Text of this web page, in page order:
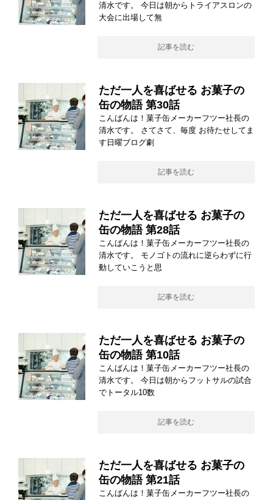
清水です。 今日は朝からトライアスロンの
大会に出場して無
記事を読む
ただ一人を喜ばせる お菓子の
缶の物語 第30話
こんばんは！菓子缶メーカーフツー社長の
清水です。 さてさて、毎度 お待たせしてま
す日曜ブログ劇
記事を読む
ただ一人を喜ばせる お菓子の
缶の物語 第28話
こんばんは！菓子缶メーカーフツー社長の
清水です。 モノゴトの流れに逆らわずに行
動していこうと思
記事を読む
ただ一人を喜ばせる お菓子の
缶の物語 第10話
こんばんは！菓子缶メーカーフツー社長の
清水です。 今日は朝からフットサルの試合
でトータル10数
記事を読む
ただ一人を喜ばせる お菓子の
缶の物語 第21話
こんばんは！菓子缶メーカーフツー社長の